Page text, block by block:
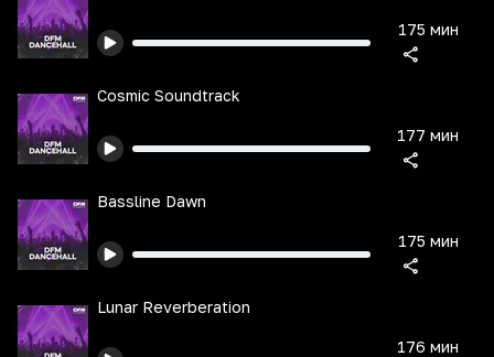
175 мин
Cosmic Soundtrack
177 мин
Bassline Dawn
175 мин
Lunar Reverberation
176 мин